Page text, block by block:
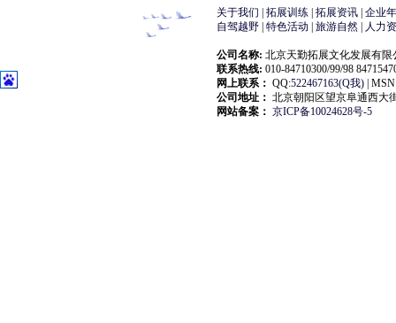
关于我们 | 拓展训练| 拓展资讯| 企业
自驾越野| 特色活动 旅游自然| 人力
公司名称: 北京天勤拓展文化发展有限
联系热线: 010-84710300/99/98
网上联系： QQ:522467163(Q我)|
公司地址： 北京朝阳区望京阜通西大
网站备案： 京ICP备10024628号-5